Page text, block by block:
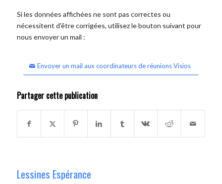
Si les données affichées ne sont pas correctes ou
nécessitent d'être corrigées, utilisez le bouton suivant pour
nous envoyer un mail :
Envoyer un mail aux coordinateurs de réunions Visios
Partager cette publication
Lessines Espérance